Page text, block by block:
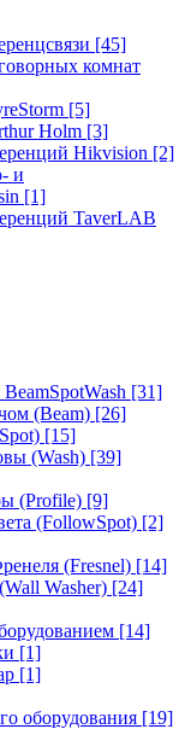
[45]
комнат
[5]
Holm [3]
Hikvision [2]
и
[1]
TaverLAB
[31]
(Beam) [26]
[15]
(Wash) [39]
(Profile) [9]
(FollowSpot) [2]
(Fresnel) [14]
Washer) [24]
[14]
[1]
[1]
оборудования [19]